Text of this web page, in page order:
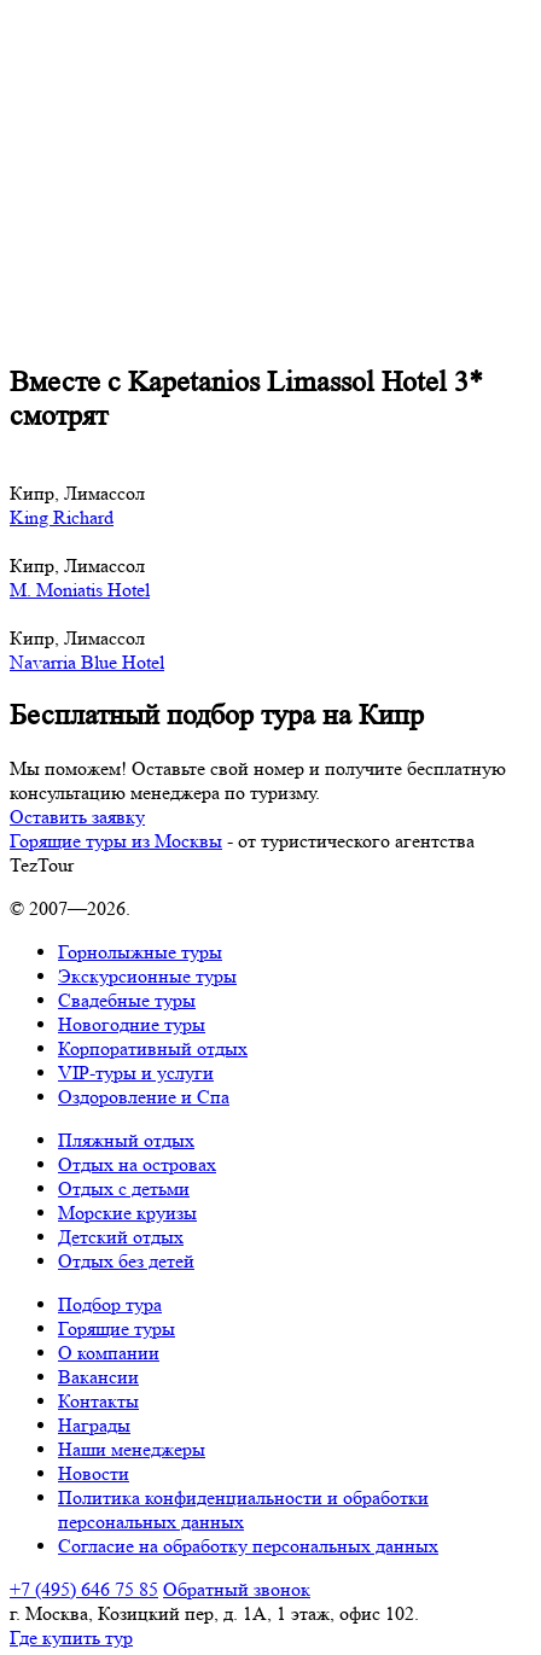
Вместе с Kapetanios Limassol Hotel 3*
смотрят
Кипр, Лимассол
King Richard
Кипр, Лимассол
M. Moniatis Hotel
Кипр, Лимассол
Navarria Blue Hotel
Бесплатный подбор тура на Кипр
Мы поможем! Оставьте свой номер и получите бесплатную
консультацию менеджера по туризму.
Оставить заявку
Горящие туры из Москвы - от туристического агентства
TezTour
© 2007—2026.
Горнолыжные туры
Экскурсионные туры
Свадебные туры
Новогодние туры
Корпоративный отдых
VIP-туры и услуги
Оздоровление и Спа
Пляжный отдых
Отдых на островах
Отдых с детьми
Морские круизы
Детский отдых
Отдых без детей
Подбор тура
Горящие туры
О компании
Вакансии
Контакты
Награды
Наши менеджеры
Новости
Политика конфиденциальности и обработки
персональных данных
Согласие на обработку персональных данных
+7 (495) 646 75 85 Обратный звонок
г. Москва, Козицкий пер, д. 1А, 1 этаж, офис 102.
Где купить тур